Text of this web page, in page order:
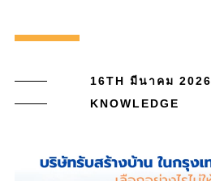
16TH มีนาคม 2026
KNOWLEDGE